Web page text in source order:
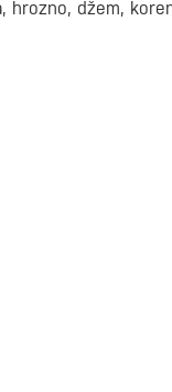
hrozno, džem,